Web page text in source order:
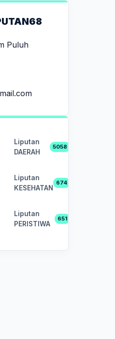
Puluh
Liputan
DAERAH
5058
Liputan
KESEHATAN
674
Liputan
PERISTIWA
651